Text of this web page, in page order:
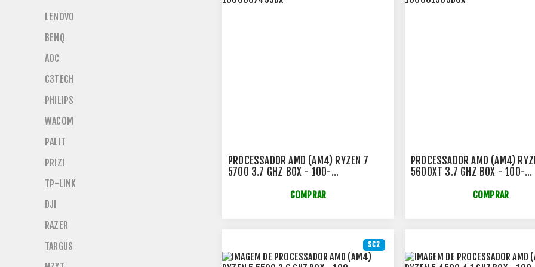
PROCESSADOR AMD (AM4) RYZEN 7
5700 3.7 GHZ BOX - 100-
COMPRAR
PROCESSADOR AMD (AM4)
5600XT 3.7 GHZ BOX - 100-
COMPRAR
SC2
LENOVO
BENQ
AOC
C3TECH
PHILIPS
WACOM
PALIT
PRIZI
TP-LINK
DJI
RAZER
TARGUS